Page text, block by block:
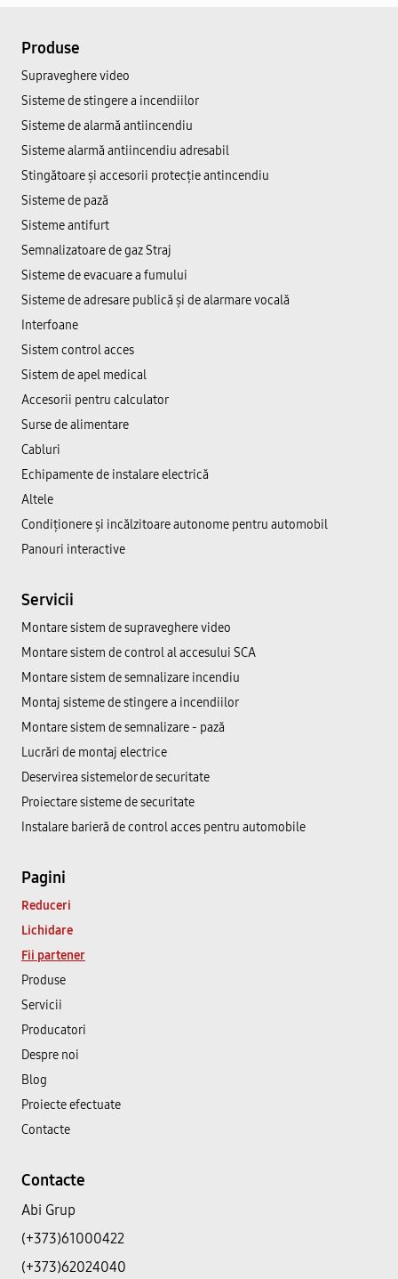
Produse
Supraveghere video
Sisteme de stingere a incendiilor
Sisteme de alarmă antiincendiu
Sisteme alarmă antiincendiu adresabil
Stingătoare și accesorii protecție antincendiu
Sisteme de pază
Sisteme antifurt
Semnalizatoare de gaz Straj
Sisteme de evacuare a fumului
Sisteme de adresare publică şi de alarmare vocală
Interfoane
Sistem control acces
Sistem de apel medical
Accesorii pentru calculator
Surse de alimentare
Cabluri
Echipamente de instalare electrică
Altele
Condiționere și incălzitoare autonome pentru automobil
Panouri interactive
Servicii
Montare sistem de supraveghere video
Montare sistem de control al accesului SCA
Montare sistem de semnalizare incendiu
Montaj sisteme de stingere a incendiilor
Montare sistem de semnalizare - pază
Lucrări de montaj electrice
Deservirea sistemelor de securitate
Proiectare sisteme de securitate
Instalare barieră de control acces pentru automobile
Pagini
Reduceri
Lichidare
Fii partener
Produse
Servicii
Producatori
Despre noi
Blog
Proiecte efectuate
Contacte
Contacte
Abi Grup
(+373)61000422
(+373)62024040